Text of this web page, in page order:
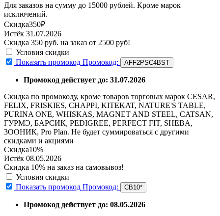
Для заказов на сумму до 15000 рублей. Кроме марок
исключений.
Скидка350₽
Истёк 31.07.2026
Скидка 350 руб. на заказ от 2500 руб!
Условия скидки
Показать промокод Промокод: AFF2PSC4BST
Промокод действует до: 31.07.2026
Скидка по промокоду, кроме товаров торговых марок CESAR,
FELIX, FRISKIES, CHAPPI, KITEKAT, NATURE'S TABLE,
PURINA ONE, WHISKAS, MAGNET AND STEEL, CATSAN,
ГУРМЭ, БАРСИК, PEDIGREE, PERFECT FIT, SHEBA,
3ООНИК, Pro Plan. Не будет суммироваться с другими
скидками и акциями
Скидка10%
Истёк 08.05.2026
Скидка 10% на заказ на самовывоз!
Условия скидки
Показать промокод Промокод: СВ10*
Промокод действует до: 08.05.2026